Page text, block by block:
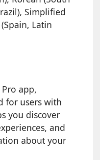
Simplified
Latin
app,
for users with
you discover
and
about your